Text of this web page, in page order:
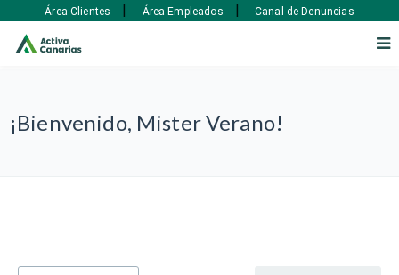
¡Bienvenido, Mister Verano!
Área Clientes | Área Empleados | Canal de Denuncias